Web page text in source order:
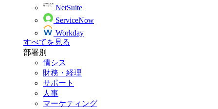
NetSuite
ServiceNow
Workday
すべてを見る
部署別
情シス
財務・経理
サポート
人事
マーケティング